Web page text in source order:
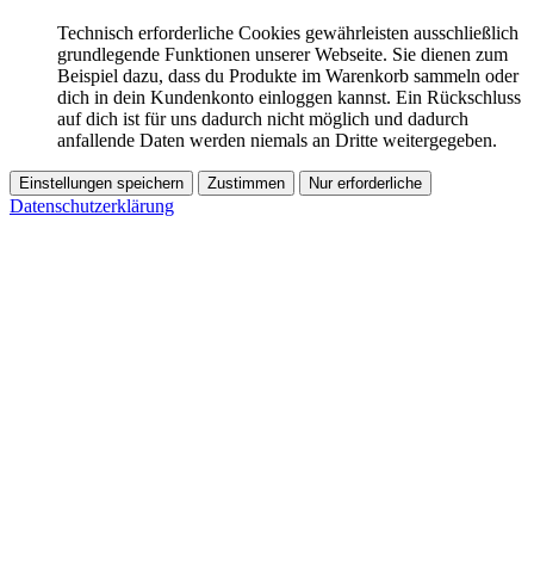
Technisch erforderliche Cookies gewährleisten ausschließlich
grundlegende Funktionen unserer Webseite. Sie dienen zum
Beispiel dazu, dass du Produkte im Warenkorb sammeln oder
dich in dein Kundenkonto einloggen kannst. Ein Rückschluss
auf dich ist für uns dadurch nicht möglich und dadurch
anfallende Daten werden niemals an Dritte weitergegeben.
Einstellungen speichern Zustimmen Nur erforderliche
Datenschutzerklärung